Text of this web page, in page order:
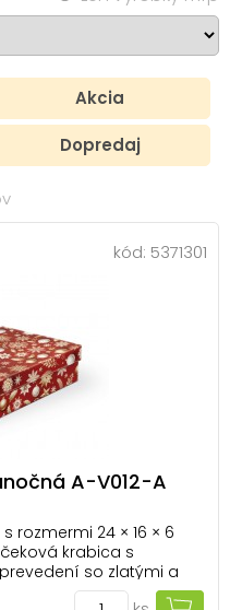
Akcia
Dopredaj
kód: 5371301
A-V012-A
rozmermi 24 × 16 × 6
krabica s
so zlatými a
a ozdôb. Jej elegantný